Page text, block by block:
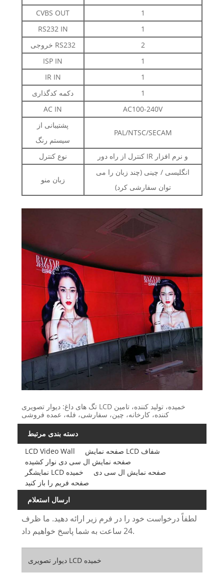
CVBS OUT
1
RS232 IN
1
خروجی RS232
2
ISP IN
1
IR IN
1
دکمه کدگذاری
1
AC IN
AC100-240V
پشتیبانی از
سیستم رنگ
PAL/NTSC/SECAM
نوع کنترل کنترل از راه دور IR و نرم افزار
زبان منو
انگلیسی / چینی (چند زبان را می
توان سفارشی کرد)
تگ های داغ: دیوار تصویری LCD خمیده، تولید کننده، تامین
کننده، کارخانه، چین، سفارشی، فله، عمده فروشی
دسته بندی مرتبط
LCD Video Wall
صفحه نمایش LCD شفاف
صفحه نمایش ال سی دی نوار کشیده
نمایشگر LCD خمیده
صفحه نمایش ال سی دی
صفحه فریم را باز کنید
ارسال استعلام
لطفاً درخواست خود را در فرم زیر ارائه دهید. ما ظرف
24 ساعت به شما پاسخ خواهیم داد.